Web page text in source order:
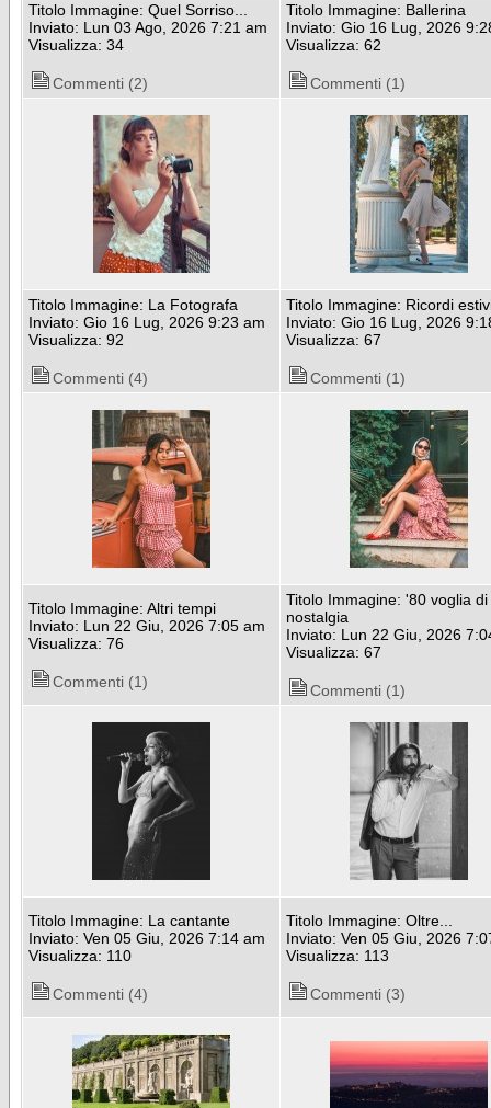
Titolo Immagine: Quel Sorriso...
Inviato: Lun 03 Ago, 2026 7:21 am
Visualizza: 34
Commenti (2)
Titolo Immagine: Ballerina
Inviato: Gio 16 Lug, 2026
Visualizza: 62
Commenti (1)
Titolo Immagine: La Fotografa
Inviato: Gio 16 Lug, 2026 9:23 am
Visualizza: 92
Commenti (4)
Titolo Immagine: Ricordi
Inviato: Gio 16 Lug, 2026
Visualizza: 67
Commenti (1)
Titolo Immagine: Altri tempi
Inviato: Lun 22 Giu, 2026 7:05 am
Visualizza: 76
Commenti (1)
Titolo Immagine: '80 voglia di
nostalgia
Inviato: Lun 22 Giu, 2026
Visualizza: 67
Commenti (1)
Titolo Immagine: La cantante
Inviato: Ven 05 Giu, 2026 7:14 am
Visualizza: 110
Commenti (4)
Titolo Immagine: Oltre...
Inviato: Ven 05 Giu, 2026
Visualizza: 113
Commenti (3)